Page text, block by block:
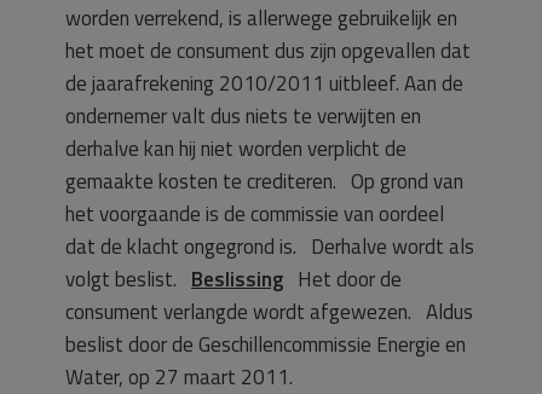
worden verrekend, is allerwege gebruikelijk en
het moet de consument dus zijn opgevallen dat
de jaarafrekening 2010/2011 uitbleef. Aan de
ondernemer valt dus niets te verwijten en
derhalve kan hij niet worden verplicht de
gemaakte kosten te crediteren. Op grond van
het voorgaande is de commissie van oordeel
dat de klacht ongegrond is. Derhalve wordt als
volgt beslist. Beslissing Het door de
consument verlangde wordt afgewezen. Aldus
beslist door de Geschillencommissie Energie en
Water, op 27 maart 2011.